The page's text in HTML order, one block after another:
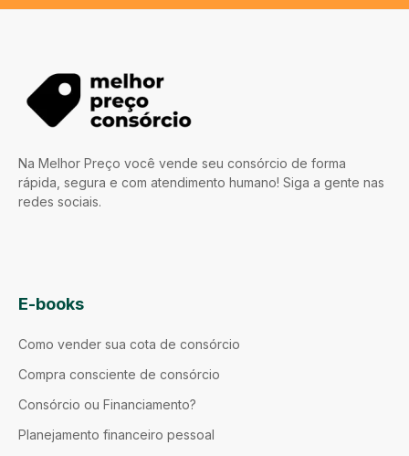
Na Melhor Preço você vende seu consórcio de forma
rápida, segura e com atendimento humano! Siga a gente nas
redes sociais.
E-books
Como vender sua cota de consórcio
Compra consciente de consórcio
Consórcio ou Financiamento?
Planejamento financeiro pessoal